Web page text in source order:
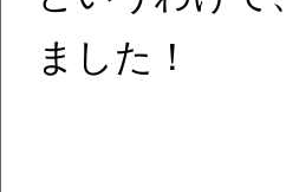
ました！